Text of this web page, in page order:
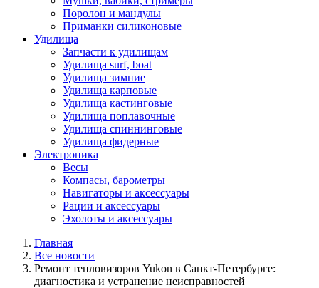
Поролон и мандулы
Приманки силиконовые
Удилища
Запчасти к удилищам
Удилища surf, boat
Удилища зимние
Удилища карповые
Удилища кастинговые
Удилища поплавочные
Удилища спиннинговые
Удилища фидерные
Электроника
Весы
Компасы, барометры
Навигаторы и аксессуары
Рации и аксессуары
Эхолоты и аксессуары
Главная
Все новости
Ремонт тепловизоров Yukon в Санкт-Петербурге:
диагностика и устранение неисправностей